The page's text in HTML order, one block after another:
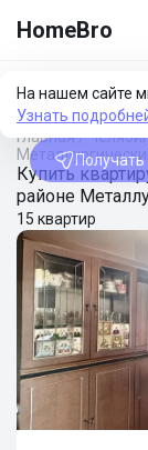
HomeBro
На нашем сайте
Узнать
Главная/
Купить
районе
15 квартир